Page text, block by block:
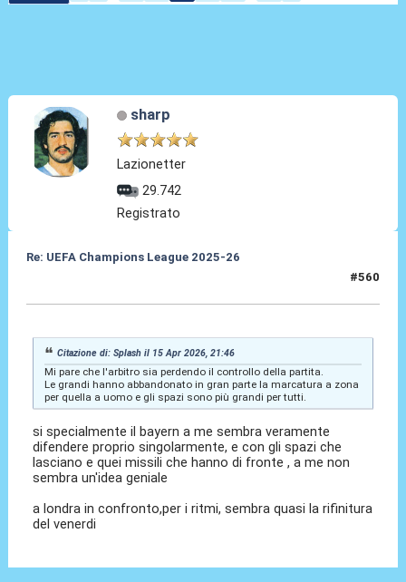
sharp
Lazionetter
29.742
Registrato
Re: UEFA Champions League 2025-26
#560
Citazione di: Splash il 15 Apr 2026, 21:46
Mi pare che l'arbitro sia perdendo il controllo della partita.
Le grandi hanno abbandonato in gran parte la marcatura a zona
per quella a uomo e gli spazi sono più grandi per tutti.
si specialmente il bayern a me sembra veramente
difendere proprio singolarmente, e con gli spazi che
lasciano e quei missili che hanno di fronte , a me non
sembra un'idea geniale
a londra in confronto,per i ritmi, sembra quasi la rifinitura
del venerdi